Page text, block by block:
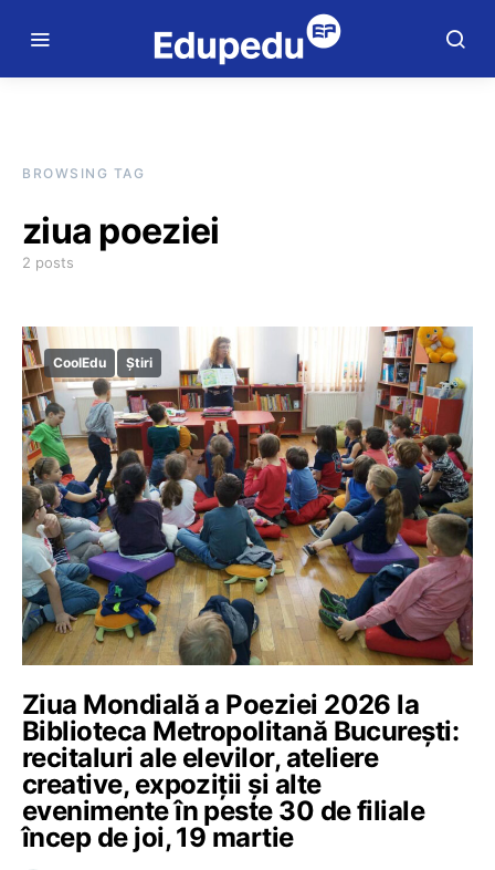
BROWSING TAG
ziua poeziei
2 posts
CoolEdu Știri
Ziua Mondială a Poeziei 2026 la
Biblioteca Metropolitană București:
recitaluri ale elevilor, ateliere
creative, expoziții și alte
evenimente în peste 30 de filiale
încep de joi, 19 martie